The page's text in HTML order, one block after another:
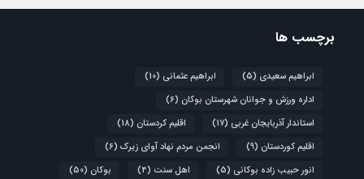
برچسب ها
ابراهیم سعیدی (5) ابراهیم عثمانی (10)
اداره ورزش و جوانان شهرستان بوکان (6)
استاندار آذربایجان غربی (17) اقلیم کردستان (18)
اقلیم کوردستان (9) انجمن مردم نهاد آوای زیرک (6)
انور حبیب زاده بوکانی (5) اهل سنت (4) بوکان (50)